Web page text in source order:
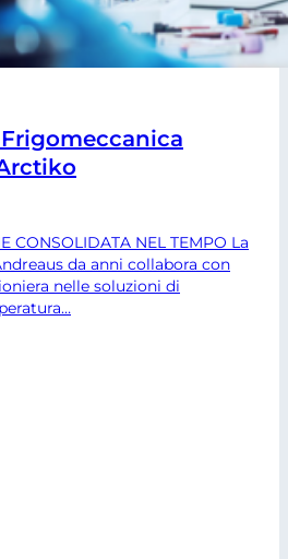
CONSOLIDATA NEL TEMPO La
da anni collabora con
nelle soluzioni di